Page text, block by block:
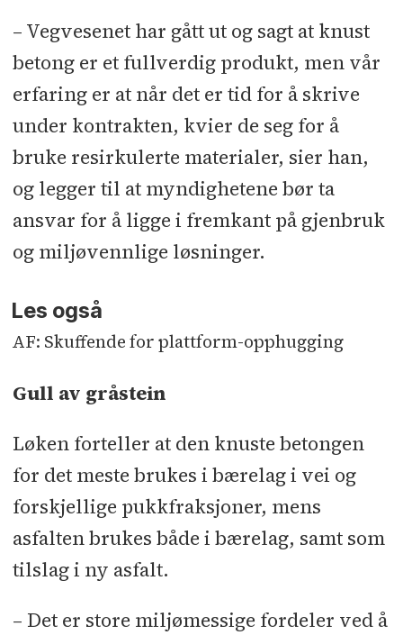
– Vegvesenet har gått ut og sagt at knust
betong er et fullverdig produkt, men vår
erfaring er at når det er tid for å skrive
under kontrakten, kvier de seg for å
bruke resirkulerte materialer, sier han,
og legger til at myndighetene bør ta
ansvar for å ligge i fremkant på gjenbruk
og miljøvennlige løsninger.
Les også
AF: Skuffende for plattform-opphugging
Gull av gråstein
Løken forteller at den knuste betongen
for det meste brukes i bærelag i vei og
forskjellige pukkfraksjoner, mens
asfalten brukes både i bærelag, samt som
tilslag i ny asfalt.
– Det er store miljømessige fordeler ved å